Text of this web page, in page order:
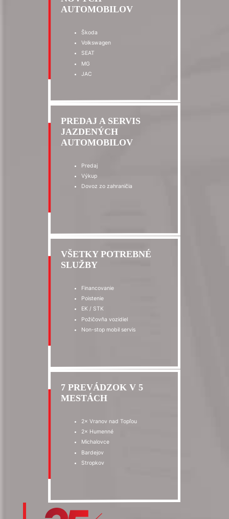
AUTOMOBILOV
Škoda
Volkswagen
SEAT
MG
JAC
PREDAJ A SERVIS
JAZDENÝCH
AUTOMOBILOV
Predaj
Výkup
Dovoz zo zahraničia
VŠETKY POTREBNÉ
SLUŽBY
Financovanie
Poistenie
EK / STK
Požičovňa vozidiel
Non-stop mobil servis
7 PREVÁDZOK V 5
MESTÁCH
2× Vranov nad Topľou
2× Humenné
Michalovce
Bardejov
Stropkov